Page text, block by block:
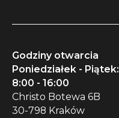
Godziny otwarcia
Poniedziałek - Piątek:
8:00 - 16:00
Christo Botewa 6B
30-798 Kraków